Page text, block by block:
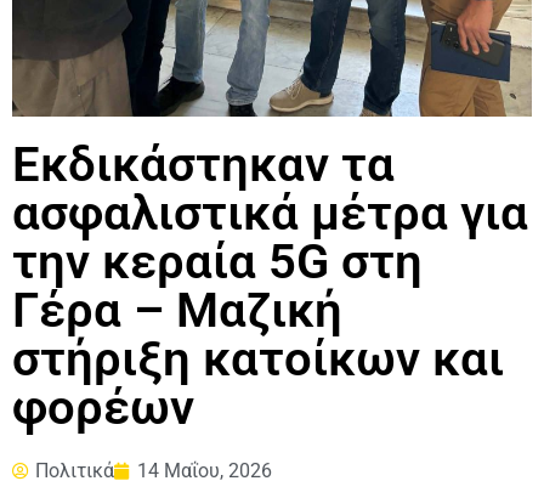
Εκδικάστηκαν τα
ασφαλιστικά μέτρα για
την κεραία 5G στη
Γέρα – Μαζική
στήριξη κατοίκων και
φορέων
Πολιτικά 14 Μαΐου, 2026